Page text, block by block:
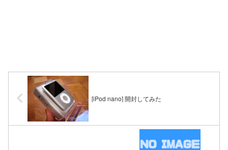
[iPod nano] 開封してみた